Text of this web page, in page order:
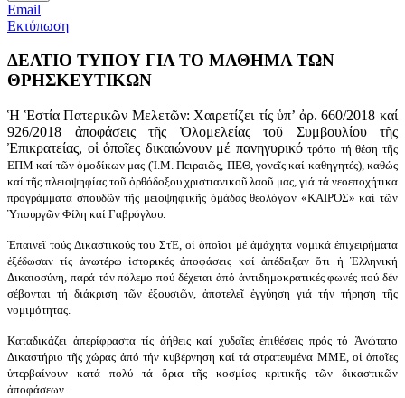
Email
Εκτύπωση
ΔΕΛΤΙΟ ΤΥΠΟΥ ΓΙΑ ΤΟ ΜΑΘΗΜΑ ΤΩΝ
ΘΡΗΣΚΕΥΤΙΚΩΝ
Ἡ Ἑστία Πατερικῶν Μελετῶν: Χαιρετίζει τίς ὑπ’ ἀρ. 660/2018 καί
926/2018 ἀποφάσεις τῆς Ὁλομελείας τοῦ Συμβουλίου τῆς
Ἐπικρατείας, οἱ ὁποῖες δικαιώνουν μέ πανηγυρικότρόπο τή θέση τῆς
ΕΠΜ καί τῶν ὁμοδίκων μας (Ἱ.Μ. Πειραιῶς, ΠΕΘ, γονεῖς καί καθηγητές), καθώς
καί τῆς πλειοψηφίας τοῦ ὀρθόδοξου χριστιανικοῦ λαοῦ μας, γιά τά νεοεποχήτικα
προγράμματα σπουδῶν τῆς μειοψηφικῆς ὁμάδας θεολόγων «ΚΑΙΡΟΣ» καί τῶν
Ὑπουργῶν Φίλη καί Γαβρόγλου.
Ἐπαινεῖ τούς Δικαστικούς του ΣτΈ, οἱ ὁποῖοι μέ ἀμάχητα νομικά ἐπιχειρήματα
ἐξέδωσαν τίς ἀνωτέρω ἱστορικές ἀποφάσεις καί ἀπέδειξαν ὅτι ἡ Ἑλληνική
Δικαιοσύνη, παρά τόν πόλεμο πού δέχεται ἀπό ἀντιδημοκρατικές φωνές πού δέν
σέβονται τή διάκριση τῶν ἐξουσιῶν, ἀποτελεῖ ἐγγύηση γιά τήν τήρηση τῆς
νομιμότητας.
Καταδικάζει ἀπερίφραστα τίς ἀήθεις καί χυδαῖες ἐπιθέσεις πρός τό Ἀνώτατο
Δικαστήριο τῆς χώρας ἀπό τήν κυβέρνηση καί τά στρατευμένα ΜΜΕ, οἱ ὁποῖες
ὑπερβαίνουν κατά πολύ τά ὅρια τῆς κοσμίας κριτικῆς τῶν δικαστικῶν
ἀποφάσεων.